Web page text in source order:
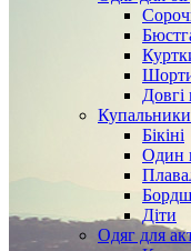
Бікіні
Один
Діти
Одяг для